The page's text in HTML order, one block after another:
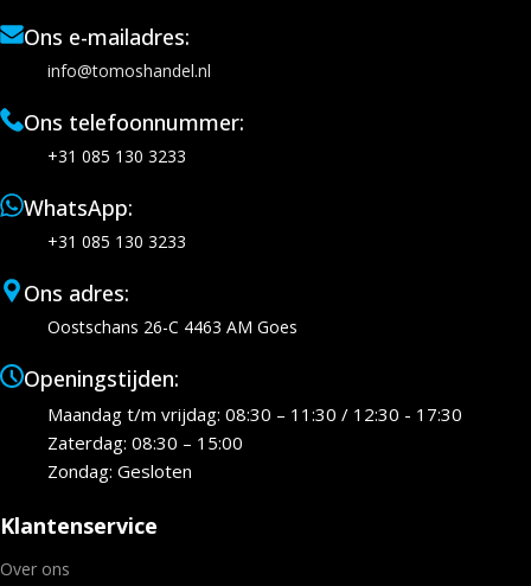
Ons e-mailadres:
info@tomoshandel.nl
Ons telefoonnummer:
+31 085 130 3233
WhatsApp:
+31 085 130 3233
Ons adres:
Oostschans 26-C 4463 AM Goes
Openingstijden:
Maandag t/m vrijdag: 08:30 – 11:30 / 12:30 - 17:30
Zaterdag: 08:30 – 15:00
Zondag: Gesloten
Klantenservice
Over ons